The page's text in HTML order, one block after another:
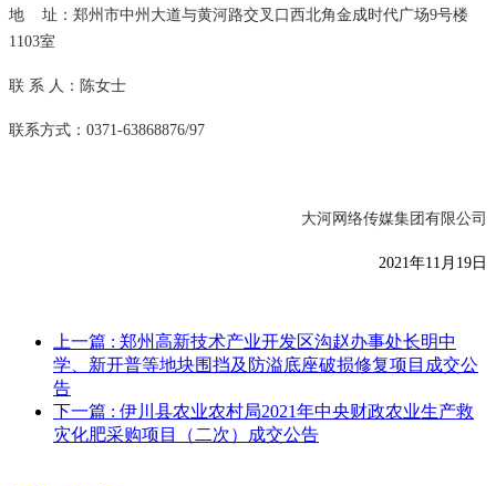
地 址：郑州市中州大道与黄河路交叉口西北角金成时代广场9号楼
1103室
联 系 人：陈女士
联系方式： 0371-63868876/97
大河网络传媒集团有限公司
2021年11 月 19 日
上一篇 : 郑州高新技术产业开发区沟赵办事处长明中
学、新开普等地块围挡及防溢底座破损修复项目成交公
告
下一篇 : 伊川县农业农村局2021年中央财政农业生产救
灾化肥采购项目（二次）成交公告